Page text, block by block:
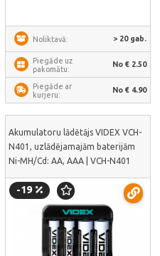
Noliktavā: > 20 gab.
Piegāde uz
pakomātu:
No € 2.50
Piegāde ar
kurjeru:
No € 4.90
Akumulatoru lādētājs VIDEX VCH-
N401, uzlādējamajām baterijām
Ni-MH/Cd: АА, ААА | VCH-N401
-19